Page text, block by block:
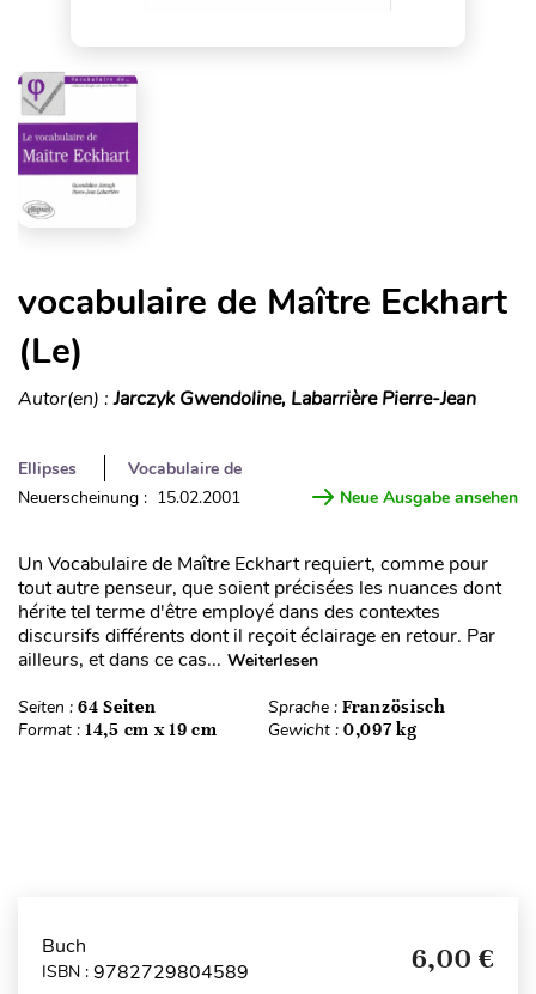
vocabulaire de Maître Eckhart
(Le)
Autor(en) :Jarczyk Gwendoline, Labarrière Pierre-Jean
Ellipses
Vocabulaire de
Neuerscheinung : 15.02.2001
Neue Ausgabe ansehen
Un Vocabulaire de Maître Eckhart requiert, comme pour
tout autre penseur, que soient précisées les nuances dont
hérite tel terme d'être employé dans des contextes
discursifs différents dont il reçoit éclairage en retour. Par
ailleurs, et dans ce cas... Weiterlesen
Seiten : 64 Seiten Sprache : Französisch
Format : 14,5 cm x 19 cm Gewicht : 0,097 kg
Buch
ISBN : 9782729804589 6,00 €